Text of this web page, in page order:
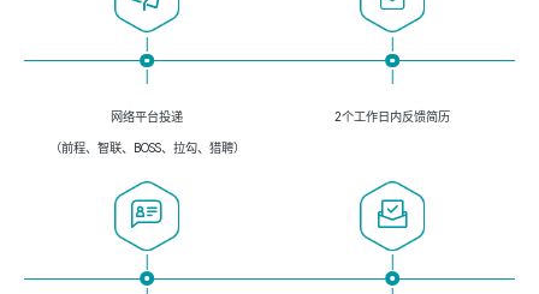
网络平台投递
（前程、智联、BOSS、拉勾、猎聘）
2个工作日内反馈简历